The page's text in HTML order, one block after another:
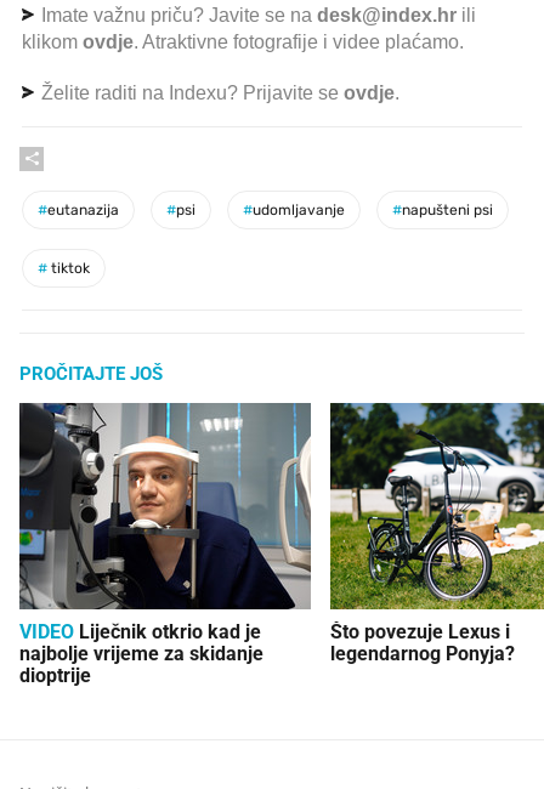
Imate važnu priču? Javite se na desk@index.hr ili
klikom ovdje. Atraktivne fotografije i videe plaćamo.
Želite raditi na Indexu? Prijavite se ovdje.
#eutanazija #psi #udomljavanje #napušteni psi
# tiktok
PROČITAJTE JOŠ
VIDEO
najbolje vrijeme za skidanje
dioptrije
Što povezuje Lexus i
legendarnog Ponyja?